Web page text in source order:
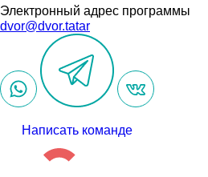
Электронный адрес программы
dvor@dvor.tatar
Написать команде